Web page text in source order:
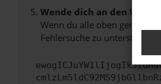
Wende dich an den
Wenn du alle oben
Fehlersuche zu unterstützen: